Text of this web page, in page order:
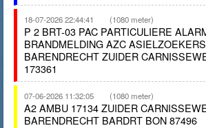
18-07-2026 22:44:41 (1080 meter)
P 2 BRT-03 PAC PARTICULIERE
BRANDMELDING AZC
BARENDRECHT ZUIDER
173361
07-06-2026 11:32:05 (1080 meter)
A2 AMBU 17134 ZUIDER
BARENDRECHT BARDRT BON 87496